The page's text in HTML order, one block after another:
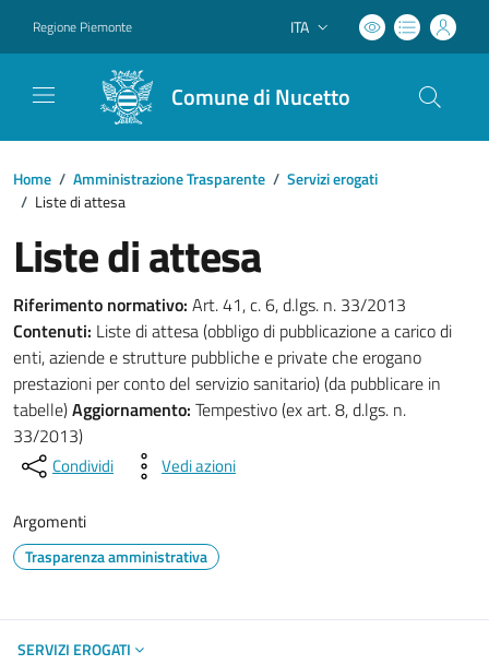
Regione Piemonte Lingua attiva:
ITA
Comune di Nucetto
Home / Amministrazione Trasparente / Servizi erogati
/ Liste di attesa
Liste di attesa
Riferimento normativo: Art. 41, c. 6, d.lgs. n. 33/2013
Contenuti: Liste di attesa (obbligo di pubblicazione a carico di
enti, aziende e strutture pubbliche e private che erogano
prestazioni per conto del servizio sanitario) (da pubblicare in
tabelle)Aggiornamento: Tempestivo (ex art. 8, d.lgs. n.
33/2013)
Condividi Vedi azioni
Argomenti
Trasparenza amministrativa
SERVIZI EROGATI